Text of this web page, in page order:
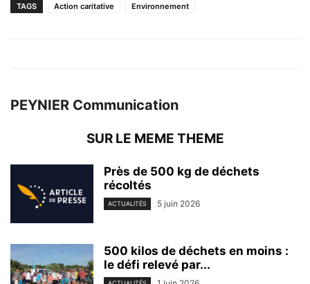
TAGS Action caritative Environnement
PEYNIER Communication
SUR LE MEME THEME
Près de 500 kg de déchets
récoltés
ACTUALITÉS 5 juin 2026
500 kilos de déchets en moins :
le défi relevé par...